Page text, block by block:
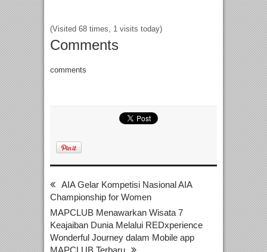
(Visited 68 times, 1 visits today)
Comments
comments
AIA Gelar Kompetisi Nasional AIA
Championship for Women
MAPCLUB Menawarkan Wisata 7
Keajaiban Dunia Melalui REDxperience
Wonderful Journey dalam Mobile app
MAPCLUB Terbaru